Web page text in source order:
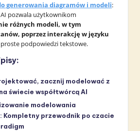
generowania diagramów i modeli:
pozwala użytkownikom
różnych modeli, w tym
poprzez interakcję w języku
proste podpowiedzi tekstowe.
zacznij modelować z
świecie współtwórcą AI
modelowania
Kompletny przewodnik po czacie